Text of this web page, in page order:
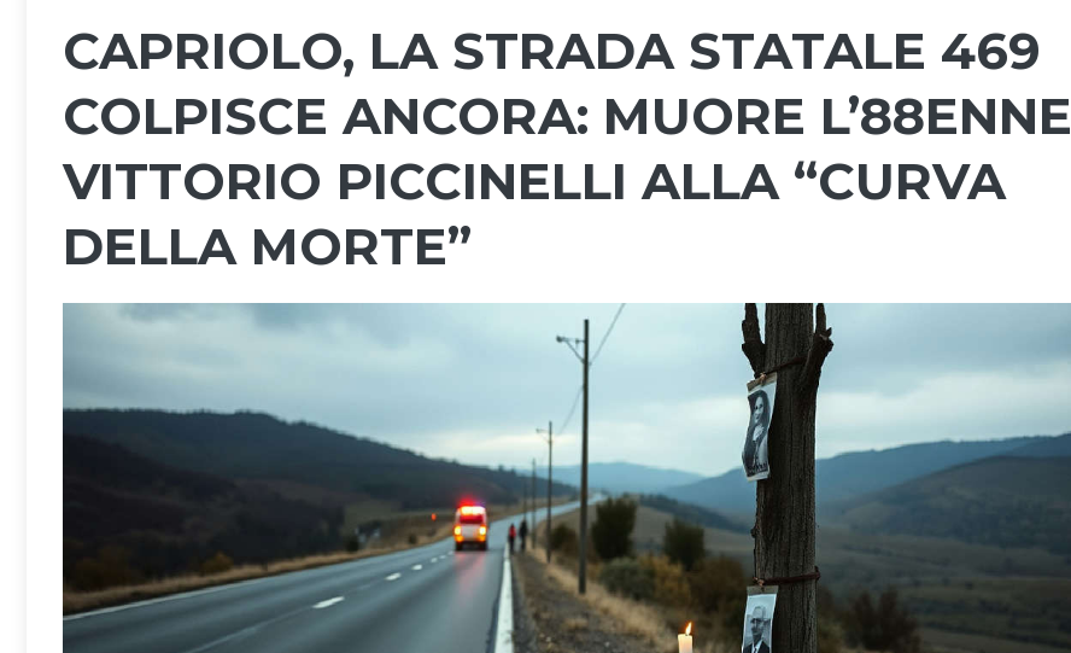
CAPRIOLO, LA STRADA STATALE 469
COLPISCE ANCORA: MUORE L’88ENNE
VITTORIO PICCINELLI ALLA “CURVA
DELLA MORTE”